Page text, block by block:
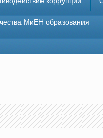
МиЕН образования